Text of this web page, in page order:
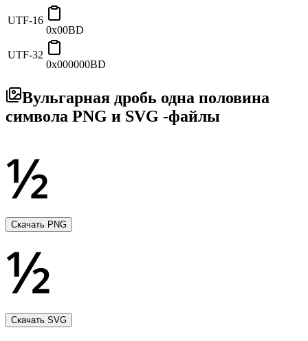
UTF-16
0x00BD
UTF-32
0x000000BD
Вульгарная дробь одна половина
символа PNG и SVG -файлы
Скачать PNG
Скачать SVG